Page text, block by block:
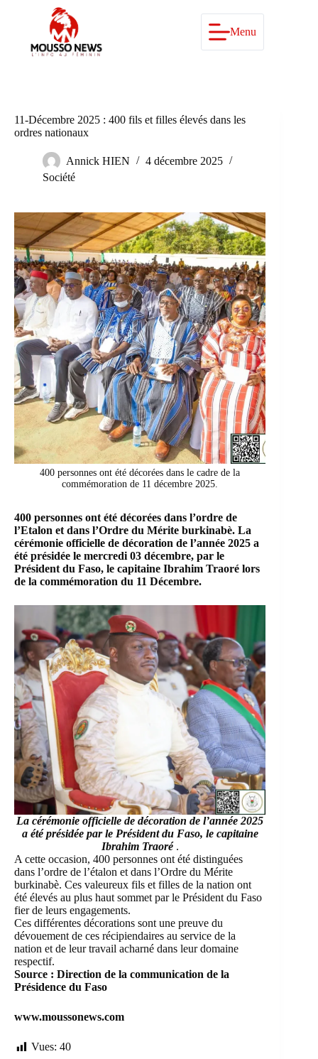
Menu
11-Décembre 2025 : 400 fils et filles élevés dans les
ordres nationaux
Annick HIEN
4 décembre 2025
Société
400 personnes ont été décorées dans le cadre de la
commémoration de 11 décembre 2025.
400 personnes ont été décorées dans l’ordre de
l’Etalon et dans l’Ordre du Mérite burkinabè. La
cérémonie officielle de décoration de l’année 2025 a
été présidée le mercredi 03 décembre, par le
Président du Faso, le capitaine Ibrahim Traoré lors
de la commémoration du 11 Décembre.
La cérémonie officielle de décoration de l’année 2025
a été présidée par le Président du Faso, le capitaine
Ibrahim Traoré .
A cette occasion, 400 personnes ont été distinguées
dans l’ordre de l’étalon et dans l’Ordre du Mérite
burkinabè. Ces valeureux fils et filles de la nation ont
été élevés au plus haut sommet par le Président du Faso
fier de leurs engagements.
Ces différentes décorations sont une preuve du
dévouement de ces récipiendaires au service de la
nation et de leur travail acharné dans leur domaine
respectif.
Source : Direction de la communication de la
Présidence du Faso
www.moussonews.com
Vues: 40